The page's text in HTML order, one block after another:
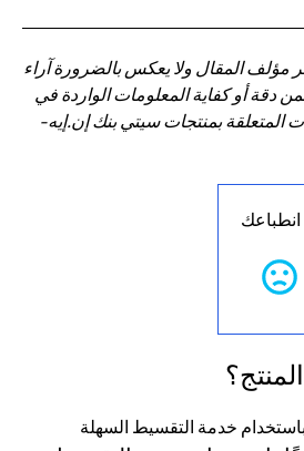
المقال ولا يعكس بالضرورة آراء
دقة أو كفاية المعلومات الواردة في
المتعلقة بمنتجات سيتي بنك إن.إيه-